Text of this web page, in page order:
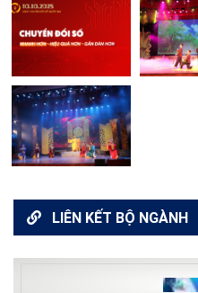
LIÊN KẾT BỘ NGÀNH